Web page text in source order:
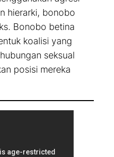
hierarki, bonobo
Bonobo betina
koalisi yang
seksual
posisi mereka